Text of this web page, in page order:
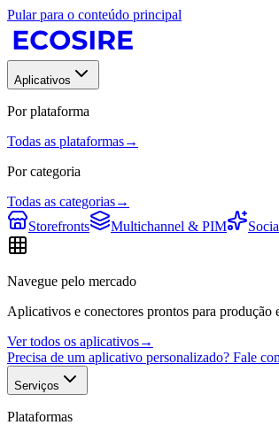
Pular para o conteúdo principal
Aplicativos
Por plataforma
Todas as plataformas→
Por categoria
Todas as categorias→
Storefronts
Multichannel & PIM
Navegue pelo mercado
Aplicativos e conectores prontos para
Ver todos os aplicativos→
Precisa de um aplicativo personalizado? Fale
Serviços
Plataformas